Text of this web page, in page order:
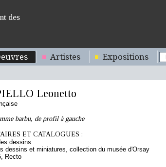
des
Artistes Expositions
Leonetto
barbu, de profil à gauche
ET CATALOGUES :
dessins
dessins et miniatures, collection du musée d'Orsay
Recto